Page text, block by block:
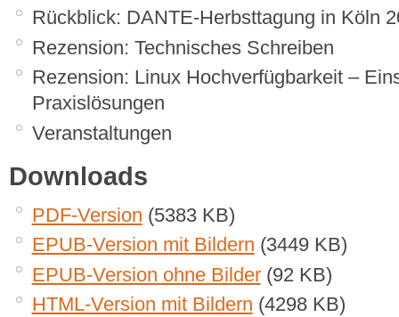
Rückblick: DANTE-Herbsttagung in Köln
Rezension: Technisches Schreiben
Rezension: Linux Hochverfügbarkeit –
Praxislösungen
Veranstaltungen
Downloads
PDF-Version (5383 KB)
EPUB-Version mit Bildern (3449 KB)
EPUB-Version ohne Bilder(92 KB)
HTML-Version mit Bildern (4298 KB)